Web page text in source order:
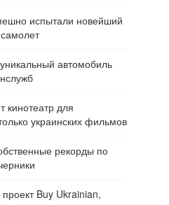
испытали новейший
автомобиль
кинотеатр для
украинских фильмов
рекорды по
Buy Ukrainian,